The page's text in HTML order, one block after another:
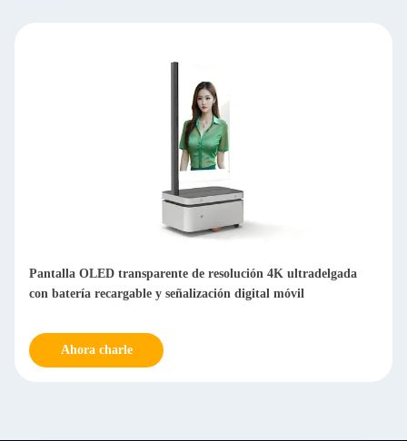
de resolución 4K ultradelgada
y señalización digital móvil
Pantalla OLED
teatros y museos